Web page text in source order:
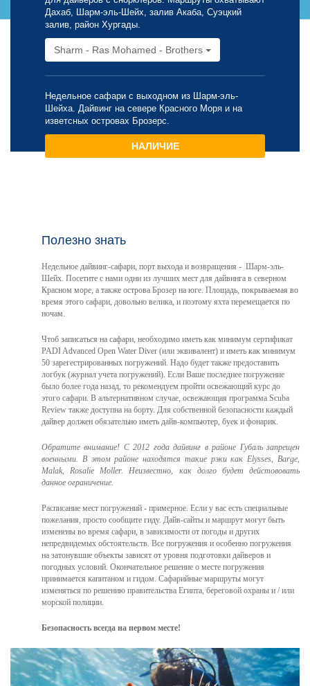
Дахаб, Шарм-эль-Шейх, залив Акаба, Суэцкий
залив, район Хургады.
Sharm - Ras Mohamed - Brothers
Недельное сафари с выходном из Шарм-эль-
Шейха. Дайвинг на севере Красного Моря и на
изветсных островах Брозерс.
НАЛИЧИЕ
Полезно знать
Недельное дайвинг-сафари, порт выхода и возвращения - Шарм-эль-
Шейх. Посетите с нами одни из лучших мест для дайвинга в северном
Красном море, а также острова Брозер на юге. Площадь, покрываемая во
время этого сафари, довольно велика, и поэтому яхта перемещается по
ночам.
Чтоб записаться на сафари, необходимо иметь как минимум сертификат
PADI Advanced Open Water Diver (или эквивалент) и иметь как минимум
50 зарегестрированных погружений. Надо будет также предоставить
логбук (журнал учета погружений). Если Ваше последнее погружение
было более года назад, то рекомендуем пройти освежающий курс до
этого сафари. В альтернативном случае, освежающая программа Scuba
Review также доступна на борту. Для собственной безопасности каждый
дайвер должен обязательно иметь дайв-компьютер, буек и фонарик.
Обратите внимание! С 2012 года дайвинг в районе Губаль запрещен
военными. В этом районе находятся такие рэки как Elysses, Barge,
Malak, Rosalie Moller. Неизвестно, как долго будет дейстововать
данное ограничение.
Расписание мест погружений - примерное. Если у вас есть специальные
пожелания, просто сообщите гиду. Дайв-сайты и маршрут могут быть
изменены во время сафари, в зависимости от погоды и других
непредвидемых обстоятельств. Все погружения и особенно погружения
на затонувшие объекты зависят от уровня подготовки дайверов и
погодных условий. Окончательное решение о месте погружения
принимается капитаном и гидом. Сафарийные маршруты могут
изменяться по решению правительства Египта, береговой охраны и / или
морской полиции.
Безопасность всегда на первом месте!